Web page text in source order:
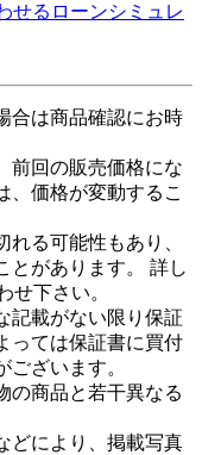
せる ローンシミュレ
合は商品確認にお時
前回の販売価格にな
、価格が変動するこ
る可能性もあり、
とがあります。 詳し
せ下さい。
記載がない限り保証
っては保証書に買付
ざいます。
の商品と若干異なる
どにより、掲載写真